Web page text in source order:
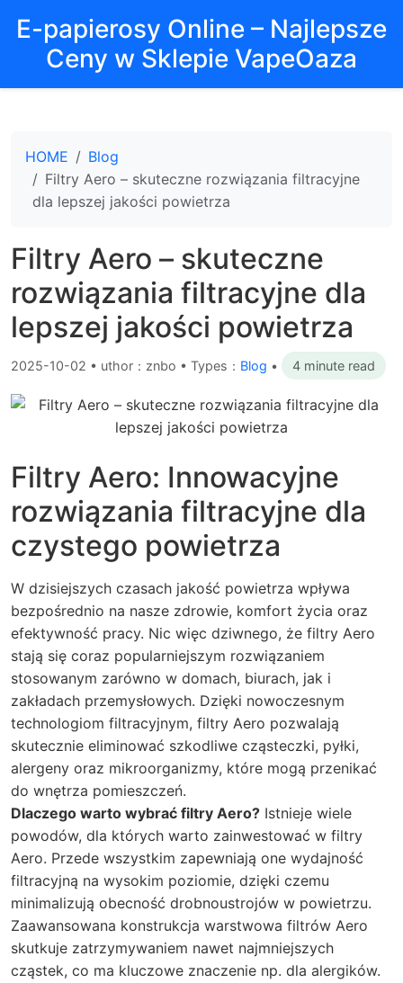
E-papierosy Online – Najlepsze
Ceny w Sklepie VapeOaza
HOME
Blog
Filtry Aero – skuteczne rozwiązania filtracyjne
dla lepszej jakości powietrza
Filtry Aero – skuteczne
rozwiązania filtracyjne dla
lepszej jakości powietrza
2025-10-02 • uthor：znbo • Types： Blog • 4 minute read
Filtry Aero: Innowacyjne
rozwiązania filtracyjne dla
czystego powietrza
W dzisiejszych czasach jakość powietrza wpływa
bezpośrednio na nasze zdrowie, komfort życia oraz
efektywność pracy. Nic więc dziwnego, że filtry Aero
stają się coraz popularniejszym rozwiązaniem
stosowanym zarówno w domach, biurach, jak i
zakładach przemysłowych. Dzięki nowoczesnym
technologiom filtracyjnym, filtry Aero pozwalają
skutecznie eliminować szkodliwe cząsteczki, pyłki,
alergeny oraz mikroorganizmy, które mogą przenikać
do wnętrza pomieszczeń.
Dlaczego warto wybrać filtry Aero? Istnieje wiele
powodów, dla których warto zainwestować w filtry
Aero. Przede wszystkim zapewniają one wydajność
filtracyjną na wysokim poziomie, dzięki czemu
minimalizują obecność drobnoustrojów w powietrzu.
Zaawansowana konstrukcja warstwowa filtrów Aero
skutkuje zatrzymywaniem nawet najmniejszych
cząstek, co ma kluczowe znaczenie np. dla alergików.